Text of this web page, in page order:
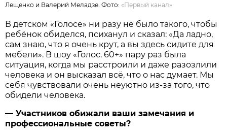
Лещенко и Валерий Меладзе. Фото:«Первый канал»
В детском «Голосе» ни разу не было такого, чтобы
ребёнок обиделся, психанул и сказал: «Да ладно,
сам знаю, что я очень крут, а вы здесь сидите для
мебели». В шоу «Голос. 60+» пару раз была
ситуация, когда мы расстроили и даже разозлили
человека и он высказал всё, что о нас думает. Мы
себя чувствовали очень неуютно из-за того, что
обидели человека.
— Участников обижали ваши замечания и
профессиональные советы?